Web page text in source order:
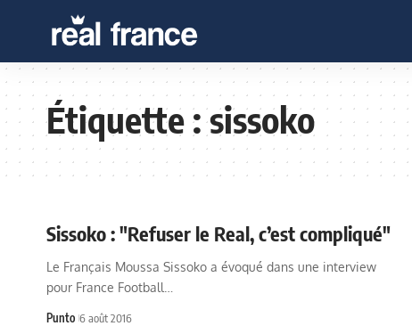
Étiquette :sissoko
Sissoko : "Refuser le Real, c’est compliqué"
Le Français Moussa Sissoko a évoqué dans une interview
pour France Football…
Punto 6 août 2016